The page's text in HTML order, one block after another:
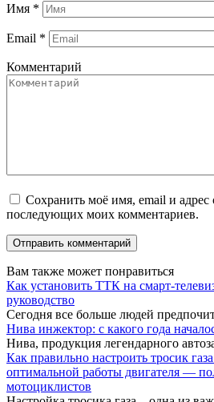
Имя *
Email *
Комментарий
Сохранить моё имя, email и адрес
последующих моих комментариев.
Вам также может понравиться
Как установить ТТК на смарт-
руководство
Сегодня все больше людей
Нива инжектор: с какого года
Нива, продукция легендарного
Как правильно настроить тросик
оптимальной работы двигателя —
мотоциклистов